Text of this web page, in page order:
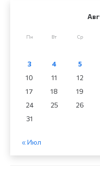
Пн Вт Ср
3
4 5
10
11 12
17
18 19
24
25 26
31
« Июл